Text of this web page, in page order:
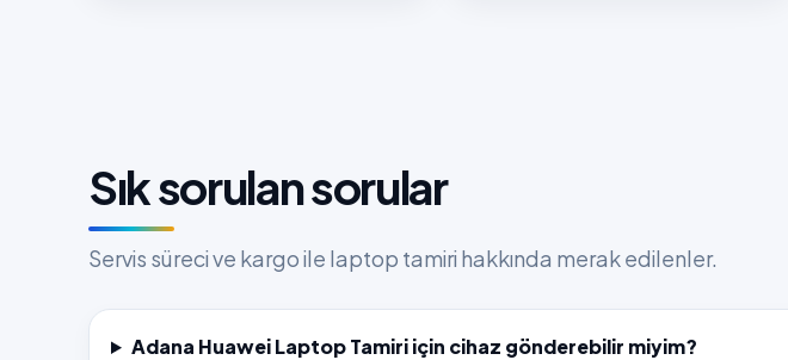
Sık sorulan sorular
Servis süreci ve kargo ile laptop tamiri hakkında merak edilenler.
Adana Huawei Laptop Tamiri için cihaz gönderebilir miyim?